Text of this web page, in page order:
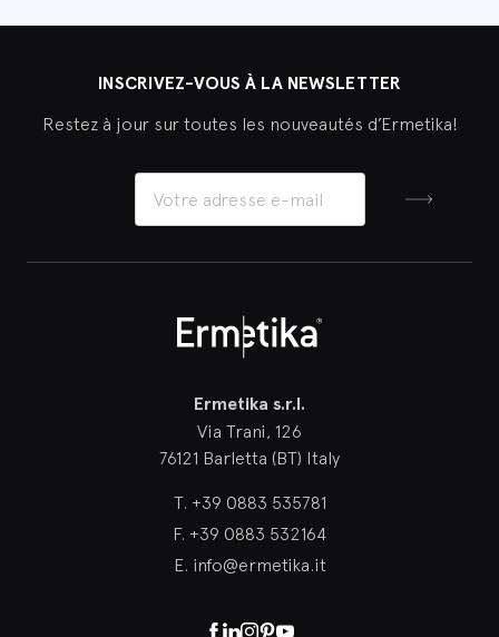
INSCRIVEZ-VOUS À LA NEWSLETTER
Restez à jour sur toutes les nouveautés d’Ermetika!
Ermetika s.r.l.
Via Trani, 126
76121 Barletta (BT) Italy
T. +39 0883 535781
F. +39 0883 532164
E. info@ermetika.it